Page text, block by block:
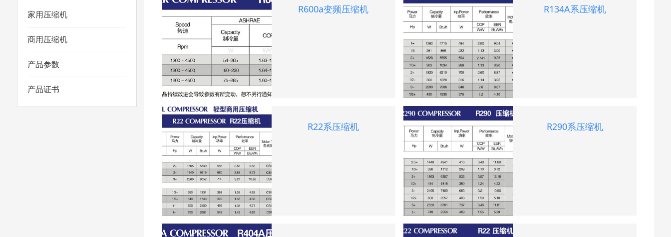
家用压缩机
商用压缩机
产品参数
产品证书
R600a变频压缩机 R134A系压缩机
R22系压缩机 R290系压缩机